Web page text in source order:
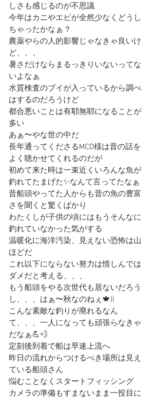
しさも感じるのが不思議
今年はカニやエビが全然少なくどうし
ちゃったかなぁ？
農薬やらの人的影響じゃなきゃ良いけ
ど、、、
暑さだけならまるっきりいないってな
いよなぁ
水質検査のブイが入っているから調べ
はするのだろうけど
都合悪いことは有耶無耶になることが
多い
あぁ〜やな世の中だ
長年通ってくださるMCD様は昔の話を
よく聴かせてくれるのだが
初めて来た時は一束近くいろんな魚が
釣れてたまげた✨なんて言ってたなぁ
昔船頭やってた人からも昔の魚の豊富
さを聞くと驚くばかり
わたくしが子供の頃にはもうそんなに
釣れていなかった気がする
温暖化に海洋汚染、見えない恐怖は山
ほどだ
これ以下にならない努力は惜しんでは
ダメだと考える、、、
もう船頭をやる次世代も居ないだろう
し、、、はぁ〜秋なのねぇ🍁))
こんな素敵な釣りが廃れるなん
て、、、一人になっても頑張らなきゃ
だなぁ💪💨
定刻後到着で船は早速上流へ
昨日の流れからつけるべき場所は見え
ている船頭さん
悩むことなくスタートフィッシング
カメラの準備もすまないまま一投目に